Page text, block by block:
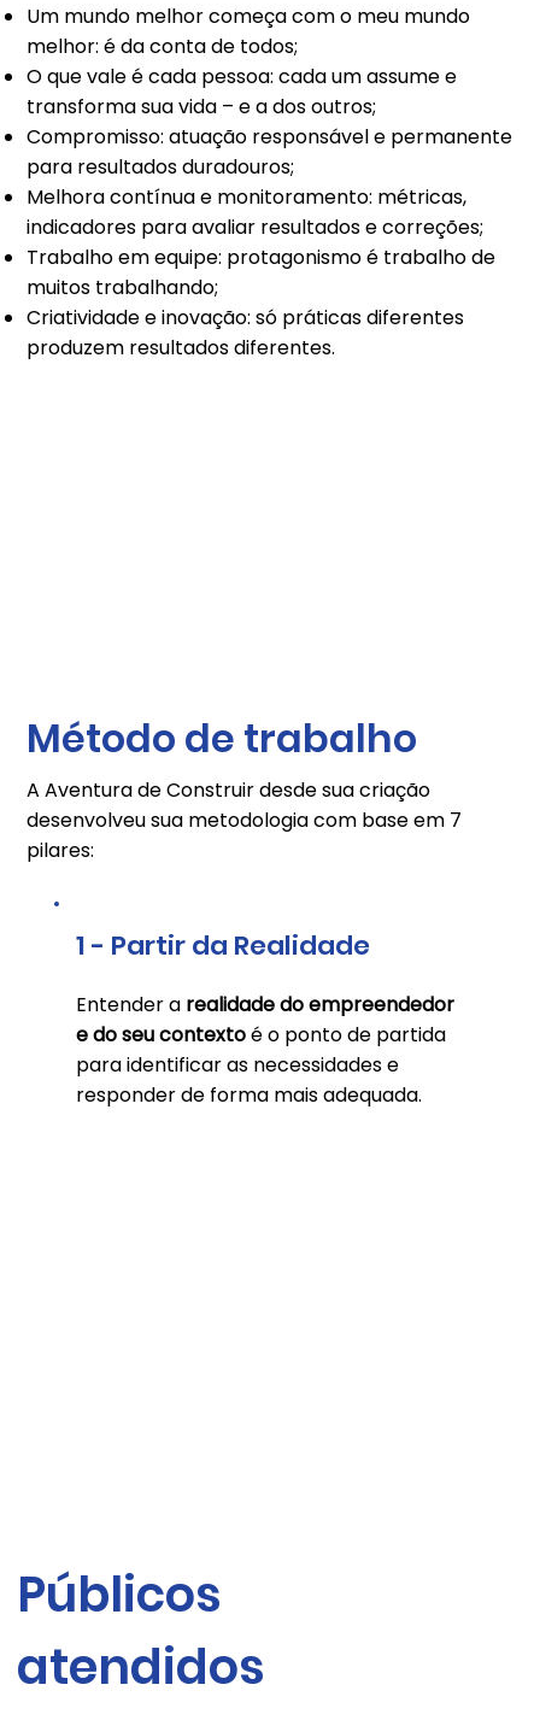
Um mundo melhor começa com o meu mundo
melhor: é da conta de todos;
O que vale é cada pessoa: cada um assume e
transforma sua vida – e a dos outros;
Compromisso: atuação responsável e permanente
para resultados duradouros;
Melhora contínua e monitoramento: métricas,
indicadores para avaliar resultados e correções;
Trabalho em equipe: protagonismo é trabalho de
muitos trabalhando;
Criatividade e inovação: só práticas diferentes
produzem resultados diferentes.
Método de trabalho
A Aventura de Construir desde sua criação
desenvolveu sua metodologia com base em 7
pilares:
1 - Partir da Realidade
Entender a realidade do empreendedor
e do seu contextoé o ponto de partida
para identificar as necessidades e
responder de forma mais adequada.
Públicos
atendidos